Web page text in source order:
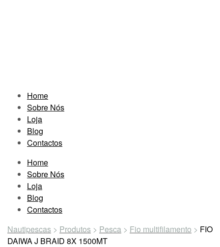
Home
Sobre Nós
Loja
Blog
Contactos
Home
Sobre Nós
Loja
Blog
Contactos
Nautipescas > Produtos > Pesca > Fio multifilamento > FIO
DAIWA J BRAID 8X 1500MT